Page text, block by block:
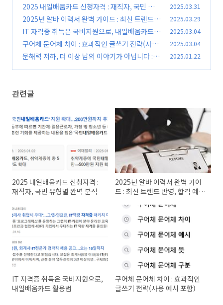
2025 내일배움카드 신청자격 : 재직자, 국민 유형
별 완벽 분석
(0)
2025.03.31
2025년 알바 이력서 완벽 가이드 : 최신 트렌드
반영, 합격 예시 완벽 분석
(0)
2025.03.29
IT 자격증 취득은 국비지원으로, 내일배움카드
활용법
(0)
2025.03.04
구어체 문어체 차이 : 효과적인 글쓰기 전략(사용
예시 포함) (0)
2025.03.04
문해력 저하, 더 이상 남의 이야기가 아닙니다 : 원
2025.01.22
관련글
2025 내일배움카드 신청자격 :
재직자, 국민 유형별 완벽 분석
2025년 알바 이력서 완벽 가이
드 : 최신 트렌드 반영, 합격 예시
IT 자격증 취득은 국비지원으로,
내일배움카드 활용법
구어체 문어체 차이 : 효과적인
글쓰기 전략(사용 예시 포함)